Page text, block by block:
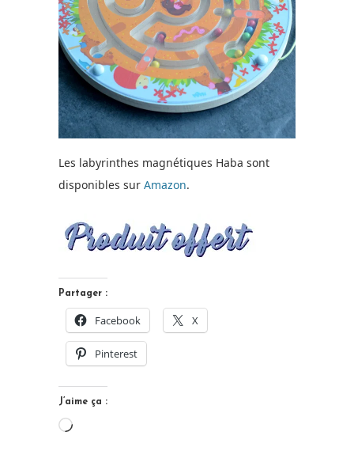
Les labyrinthes magnétiques Haba sont
disponibles sur Amazon.
Partager :
Facebook X
Pinterest
J’aime ça :
Chargement…